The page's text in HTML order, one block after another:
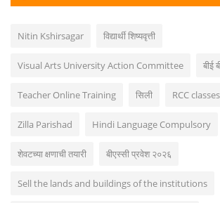
Nitin Kshirsagar विद्यार्थी शिष्यवृत्ती
Visual Arts University Action Committee बीई
Teacher Online Training सिली RCC
Zilla Parishad Hindi Language Compulsory
शेवटच्या क्षणाची तयारी बीएस्सी प्रवेश २०२६
Sell ​​the lands and buildings of the institutions